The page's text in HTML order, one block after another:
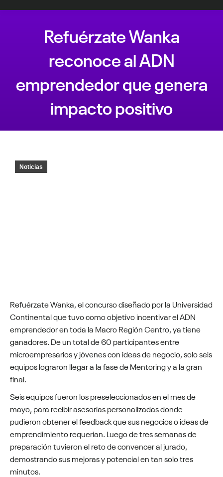
Refuérzate Wanka
reconoce al ADN
emprendedor que genera
impacto positivo
Noticias
Refuérzate Wanka, el concurso diseñado por la Universidad
Continental que tuvo como objetivo incentivar el ADN
emprendedor en toda la Macro Región Centro, ya tiene
ganadores. De un total de 60 participantes entre
microempresarios y jóvenes con ideas de negocio, solo seis
equipos lograron llegar a la fase de Mentoring y a la gran
final.
Seis equipos fueron los preseleccionados en el mes de
mayo, para recibir asesorías personalizadas donde
pudieron obtener el feedback que sus negocios o ideas de
emprendimiento requerian. Luego de tres semanas de
preparación tuvieron el reto de convencer al jurado,
demostrando sus mejoras y potencial en tan solo tres
minutos.